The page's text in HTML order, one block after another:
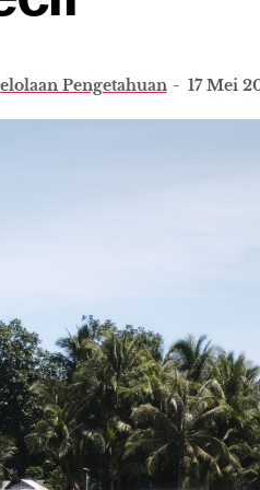
Pengetahuan - 17 Mei